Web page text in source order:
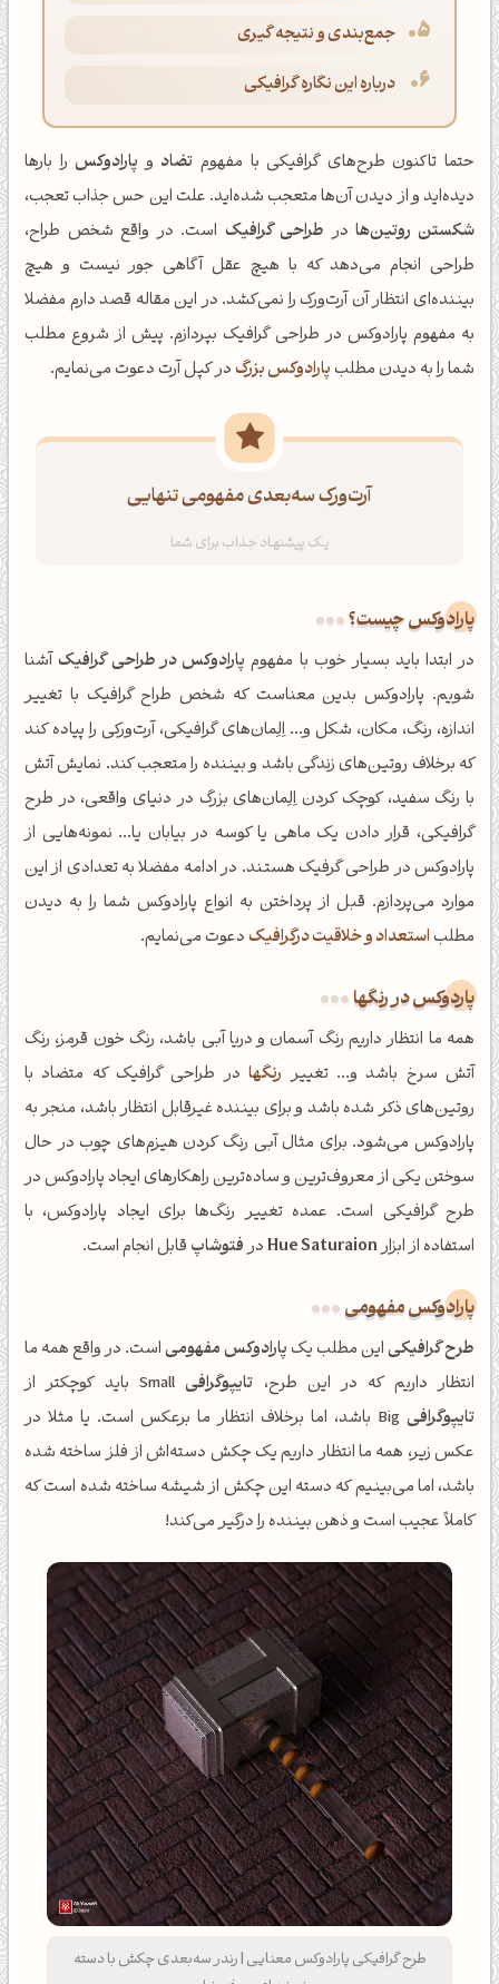
جمع‌بندی و نتیجه گیری
درباره این نگاره گرافیکی
حتما تاکنون طرح‌های گرافیکی با مفهوم تضاد و پارادوکسرا بارها
دیده‌اید و از دیدن ‌آن‌ها متعجب شده‌اید. علت این حس جذاب تعجب،
شکستن روتین‌هادر طراحی گرافیک است. در واقع شخص طراح،
طراحی انجام می‌دهد که با هیچ عقل آگاهی جور نیست و هیچ
بیننده‌ای انتظار آن آرت‌ورک را نمی‌کشد. در این مقاله قصد دارم مفضلا
به مفهوم پارادوکس در طراحی گرافیک بپردازم. پیش از شروع مطلب
شما را به دیدن مطلبپارادوکس بزرگدر کپل آرت دعوت می‌نمایم.
آرت‌ورک سه‌بعدی مفهومی تنهایی
پارادوکس چیست؟
در ابتدا باید بسیار خوب با مفهوم پارادوکس در طراحی گرافیکآشنا
شویم. پارادوکس بدین معناست که شخص طراح گرافیک با تغییر
اندازه، رنگ، مکان، شکل و... اِلِمان‌های گرافیکی، آرت‌ورکی را پیاده کند
که برخلاف روتین‌های زندگی باشد و بیننده را متعجب کند. نمایش آتش
با رنگ سفید، کوچک کردن اِلِمان‌های بزرگ در دنیای واقعی، در طرح
گرافیکی، قرار دادن یک ماهی یا کوسه در بیابان یا... نمونه‌هایی از
پارادوکس در طراحی گرفیک هستند. در ادامه مفضلا به تعدادی از این
موارد می‌پردازم. قبل از پرداختن به انواع پارادوکس شما را به دیدن
مطلباستعداد و خلاقیت درگرافیکدعوت می‌نمایم.
پاردوکس در رنگها
همه ما انتظار داریم رنگ آسمان و دریا آبی باشد، رنگ خون قرمز، رنگ
آتش سرخ باشد و... تغییر رنگهادر طراحی گرافیک که متضاد با
روتین‌های ذکر شده باشد و برای بیننده غیرقابل انتظار باشد، منجر به
پارادوکس می‌شود. برای مثال آبی رنگ کردن هیزم‌های چوب در حال
سوختن یکی از معروف‌ترین و ساده‌ترین راهکارهای ایجاد پارادوکس در
طرح گرافیکی است. عمده تغییر رنگ‌ها برای ایجاد پارادوکس، با
استفاده از ابزارHue Saturaionدرفتوشاپ قابل انجام است.
پارادوکس مفهومی
طرح گرافیکیاین مطلب یکپارادوکس مفهومیاست. در واقع همه ما
انتظار داریم که در این طرح، تایپوگرافیSmall باید کوچکتر از
تایپوگرافی
Big باشد، اما برخلاف انتظار ما برعکس است. یا مثلا در
عکس زیر، همه ما انتظار داریم یک چکش دسته‌اش از فلز ساخته شده
باشد، اما می‌بینیم که دسته این چکش از شیشه ساخته شده است که
کاملاً عجیب است و ذهن بیننده را درگیر می‌کند!
طرح گرافیکی پارادوکس معنایی | رندر سه‌بعدی چکش با دسته